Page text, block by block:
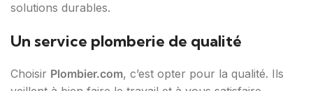
solutions durables.
Un service plomberie de qualité
Choisir Plombier.com, c’est opter pour la qualité. Ils